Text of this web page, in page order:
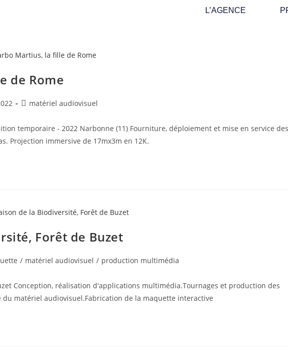
L’AGENCE
de Rome
matériel audiovisuel
temporaire - 2022 Narbonne (11) Fourniture, déploiement et mise en service des
Projection immersive de 17mx3m en 12K.
Forêt de Buzet
/ matériel audiovisuel / production multimédia
Conception, réalisation d'applications multimédia.Tournages et production des
matériel audiovisuel.Fabrication de la maquette interactive